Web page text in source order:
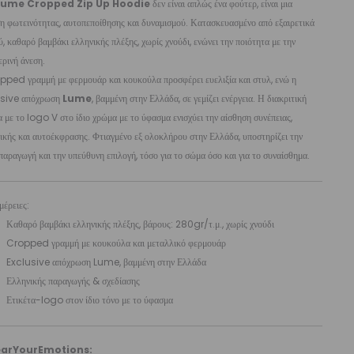
Cropped Zip Up Hoodieδεν είναι απλώς ένα φούτερ, είναι μια
φωτεινότητας, αυτοπεποίθησης και δυναμισμού. Κατασκευασμένο από εξαιρετικά
καθαρό βαμβάκι ελληνικής πλέξης, χωρίς χνούδι, ενώνει την ποιότητα με την
άνεση.
γραμμή με φερμουάρ και κουκούλα προσφέρει ευελιξία και στυλ, ενώ η
απόχρωση Lume, βαμμένη στην Ελλάδα, σε γεμίζει ενέργεια. Η διακριτική
με το logo V στο ίδιο χρώμα με το ύφασμα ενισχύει την αίσθηση συνέπειας,
και αυτοέκφρασης. Φτιαγμένο εξ ολοκλήρου στην Ελλάδα, υποστηρίζει την
και την υπεύθυνη επιλογή, τόσο για το σώμα όσο και για το συναίσθημα.
Καθαρό βαμβάκι ελληνικής πλέξης, βάρους: 280gr/τ.μ., χωρίς χνούδι
Cropped γραμμή με κουκούλα και μεταλλικό φερμουάρ
Exclusive απόχρωση Lume, βαμμένη στην Ελλάδα
Ελληνικής παραγωγής & σχεδίασης
Ετικέτα-logo στον ίδιο τόνο με το ύφασμα